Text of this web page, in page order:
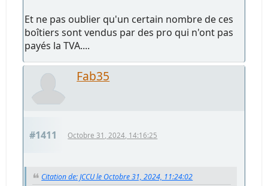
Et ne pas oublier qu'un certain nombre de ces
boîtiers sont vendus par des pro qui n'ont pas
payés la TVA....
Fab35
#1411 Octobre 31, 2024, 14:16:25
Citation de: JCCU le Octobre 31, 2024, 11:24:02